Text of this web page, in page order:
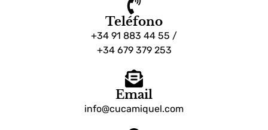
Teléfono
+34 91 883 44 55 /
+34 679 379 253
Email
info@cucamiquel.com